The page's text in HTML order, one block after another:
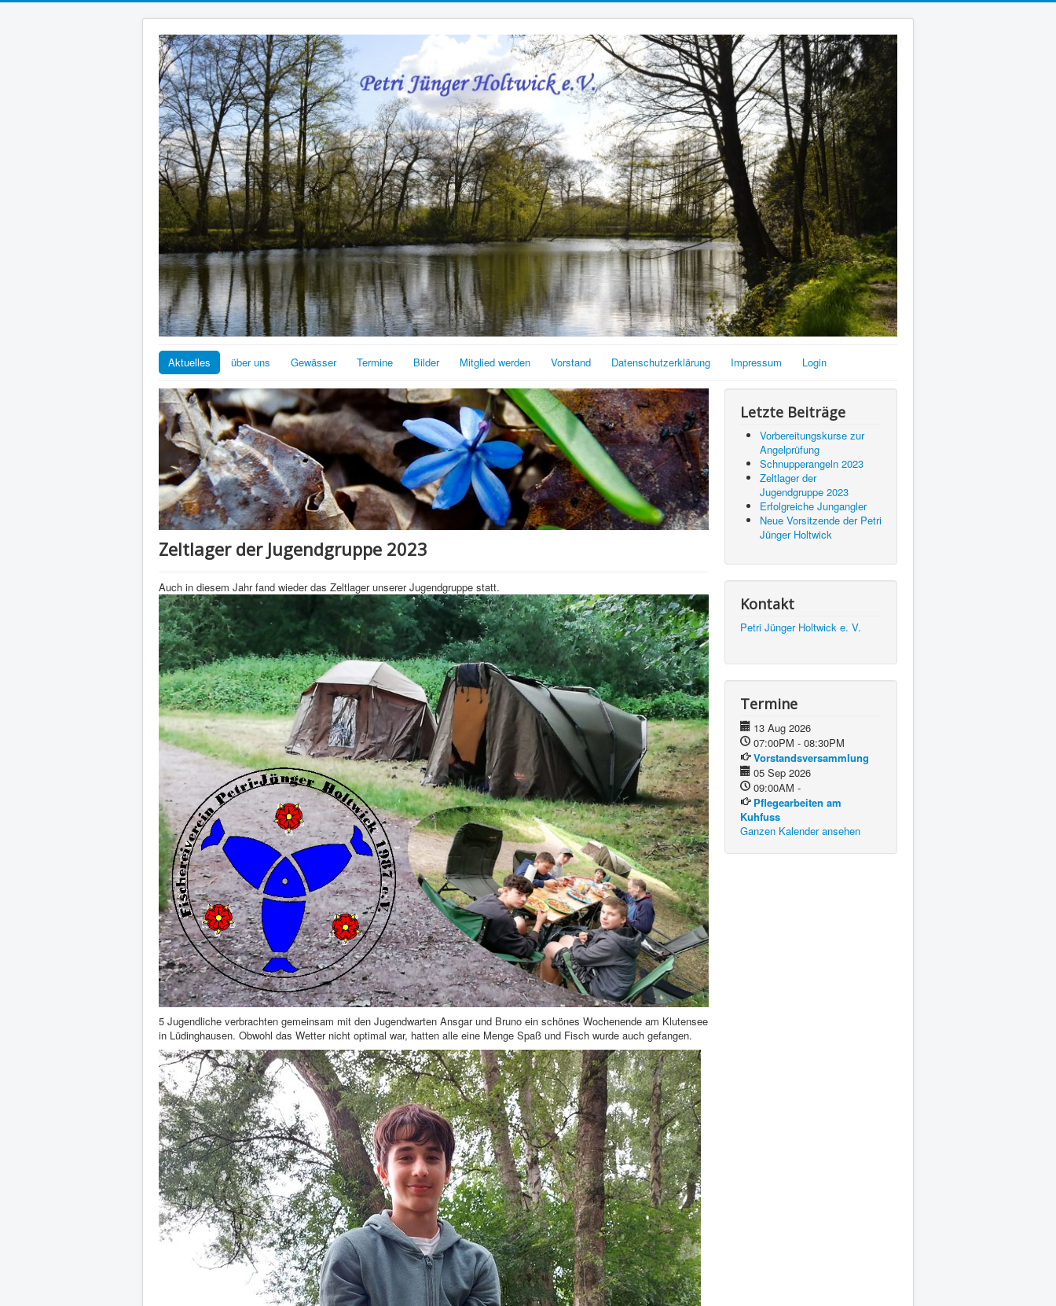
Aktuelles über uns Gewässer Termine Bilder Mitglied werden Vorstand Datenschutzerklärung Impressum Login
Zeltlager der Jugendgruppe 2023
Auch in diesem Jahr fand wieder das Zeltlager unserer Jugendgruppe statt.
5 Jugendliche verbrachten gemeinsam mit den Jugendwarten Ansgar und Bruno ein schönes Wochenende am Klutensee
in Lüdinghausen. Obwohl das Wetter nicht optimal war, hatten alle eine Menge Spaß und Fisch wurde auch gefangen.
Letzte Beiträge
Vorbereitungskurse zur
Angelprüfung
Schnupperangeln 2023
Zeltlager der
Jugendgruppe 2023
Erfolgreiche Jungangler
Neue Vorsitzende der Petri
Jünger Holtwick
Kontakt
Petri Jünger Holtwick e. V.
Termine
13 Aug 2026
07:00PM - 08:30PM
Vorstandsversammlung
05 Sep 2026
09:00AM -
Pflegearbeiten am
Kuhfuss
Ganzen Kalender ansehen